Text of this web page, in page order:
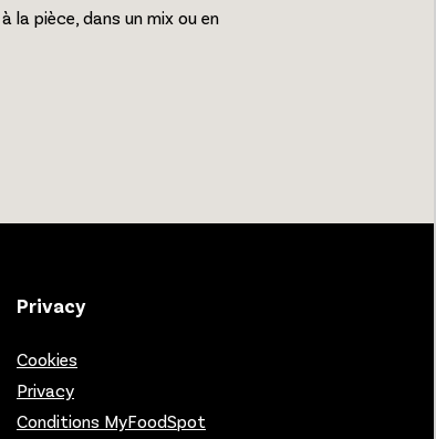
la pièce, dans un mix ou en
Privacy
Cookies
Privacy
Conditions MyFoodSpot